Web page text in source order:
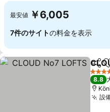
最安値 ￥6,005
7件のサイトの料金を表示
シェ
4 ホテ
8.8
設